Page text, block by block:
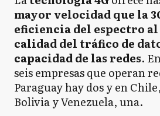
mayor velocidad que la
eficiencia del espectro
calidad del tráfico de
capacidad de las redes.
seis empresas que operan
Paraguay hay dos y en
Bolivia y Venezuela, una.